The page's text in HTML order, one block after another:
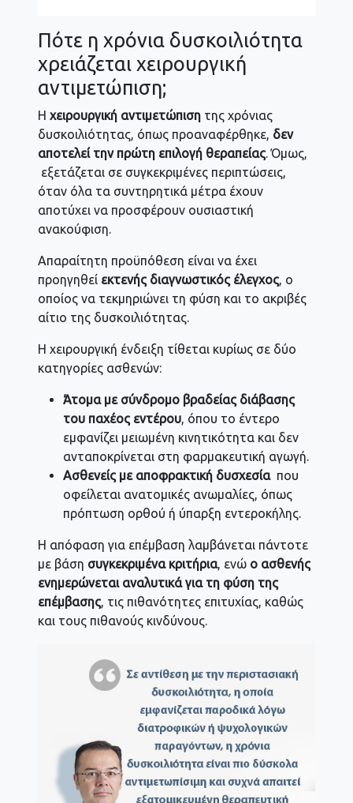
Πότε η χρόνια δυσκοιλιότητα
χρειάζεται χειρουργική
αντιμετώπιση;
Η χειρουργική αντιμετώπιση της χρόνιας
δυσκοιλιότητας, όπως προαναφέρθηκε, δεν
αποτελεί την πρώτη επιλογή θεραπείας. Όμως,
εξετάζεται σε συγκεκριμένες περιπτώσεις,
όταν όλα τα συντηρητικά μέτρα έχουν
αποτύχει να προσφέρουν ουσιαστική
ανακούφιση.
Απαραίτητη προϋπόθεση είναι να έχει
προηγηθεί εκτενής διαγνωστικός έλεγχος, ο
οποίος να τεκμηριώνει τη φύση και το ακριβές
αίτιο της δυσκοιλιότητας.
Η χειρουργική ένδειξη τίθεται κυρίως σε δύο
κατηγορίες ασθενών:
Άτομα με σύνδρομο βραδείας διάβασης
του παχέος εντέρου, όπου το έντερο
εμφανίζει μειωμένη κινητικότητα και δεν
ανταποκρίνεται στη φαρμακευτική αγωγή.
Ασθενείς με αποφρακτική δυσχεσίαπου
οφείλεται ανατομικές ανωμαλίες, όπως
πρόπτωση ορθού ή ύπαρξη εντεροκήλης.
Η απόφαση για επέμβαση λαμβάνεται πάντοτε
με βάση συγκεκριμένα κριτήρια, ενώ ο ασθενής
ενημερώνεται αναλυτικά για τη φύση της
επέμβασης, τις πιθανότητες επιτυχίας, καθώς
και τους πιθανούς κινδύνους.